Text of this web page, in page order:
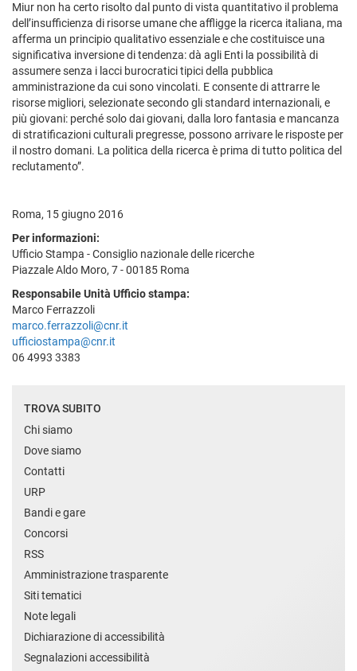
Miur non ha certo risolto dal punto di vista quantitativo il problema
dell’insufficienza di risorse umane che affligge la ricerca italiana, ma
afferma un principio qualitativo essenziale e che costituisce una
significativa inversione di tendenza: dà agli Enti la possibilità di
assumere senza i lacci burocratici tipici della pubblica
amministrazione da cui sono vincolati. E consente di attrarre le
risorse migliori, selezionate secondo gli standard internazionali, e
più giovani: perché solo dai giovani, dalla loro fantasia e mancanza
di stratificazioni culturali pregresse, possono arrivare le risposte per
il nostro domani. La politica della ricerca è prima di tutto politica del
reclutamento”.
Roma, 15 giugno 2016
Per informazioni:
Ufficio Stampa - Consiglio nazionale delle ricerche
Piazzale Aldo Moro, 7 - 00185 Roma
Responsabile Unità Ufficio stampa:
Marco Ferrazzoli
marco.ferrazzoli@cnr.it
ufficiostampa@cnr.it
06 4993 3383
TROVA SUBITO
Chi siamo
Dove siamo
Contatti
URP
Bandi e gare
Concorsi
RSS
Amministrazione trasparente
Siti tematici
Note legali
Dichiarazione di accessibilità
Segnalazioni accessibilità